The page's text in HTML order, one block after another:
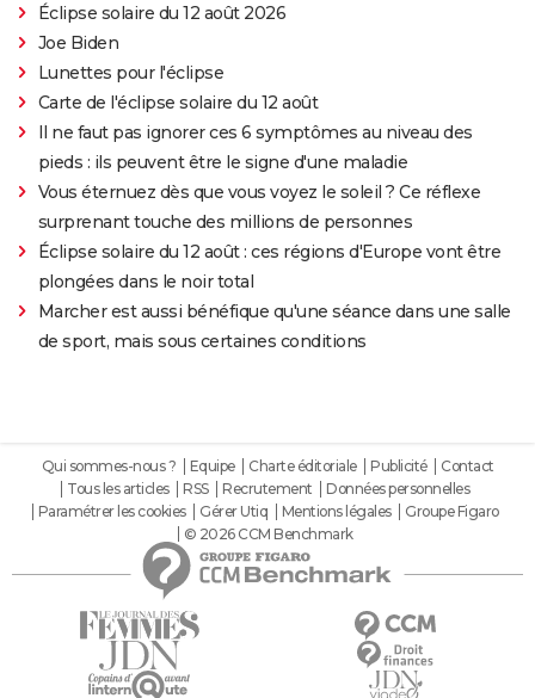
Éclipse solaire du 12 août 2026
Joe Biden
Lunettes pour l'éclipse
Carte de l'éclipse solaire du 12 août
Il ne faut pas ignorer ces 6 symptômes au niveau des
pieds : ils peuvent être le signe d'une maladie
Vous éternuez dès que vous voyez le soleil ? Ce réflexe
surprenant touche des millions de personnes
Éclipse solaire du 12 août : ces régions d'Europe vont être
plongées dans le noir total
Marcher est aussi bénéfique qu'une séance dans une salle
de sport, mais sous certaines conditions
Qui sommes-nous ? Equipe Charte éditoriale Publicité
Contact
Tous les articles
RSS Recrutement
Données personnelles
Paramétrer les cookies
Gérer Utiq Mentions légales
Groupe Figaro
© 2026 CCM Benchmark